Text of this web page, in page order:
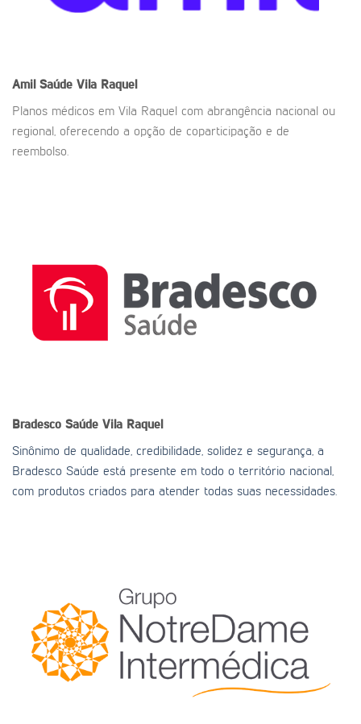
Amil Saúde Vila Raquel
Planos médicos em Vila Raquel com abrangência nacional ou
regional, oferecendo a opção de coparticipação e de
reembolso.
Bradesco Saúde Vila Raquel
Sinônimo de qualidade, credibilidade, solidez e segurança, a
Bradesco Saúde está presente em todo o território nacional,
com produtos criados para atender todas suas necessidades.